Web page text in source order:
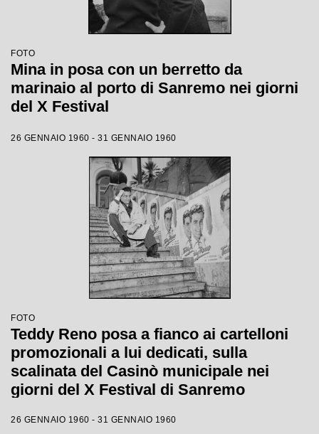
FOTO
Mina in posa con un berretto da
marinaio al porto di Sanremo nei giorni
del X Festival
26 GENNAIO 1960 - 31 GENNAIO 1960
FOTO
Teddy Reno posa a fianco ai cartelloni
promozionali a lui dedicati, sulla
scalinata del Casinò municipale nei
giorni del X Festival di Sanremo
26 GENNAIO 1960 - 31 GENNAIO 1960